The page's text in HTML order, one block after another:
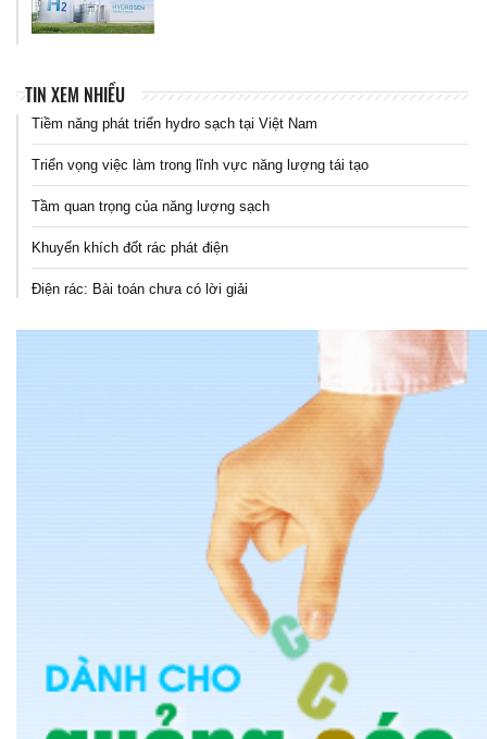
TIN XEM NHIỀU
Tiềm năng phát triển hydro sạch tại Việt Nam
Triển vọng việc làm trong lĩnh vực năng lượng tái tạo
Tầm quan trọng của năng lượng sạch
Khuyến khích đốt rác phát điện
Điện rác: Bài toán chưa có lời giải